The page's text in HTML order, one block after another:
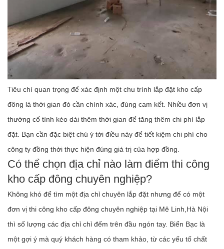
Tiêu chí quan trọng để xác định một chu trình lắp đặt kho cấp
đông là thời gian đó cần chính xác, đúng cam kết. Nhiều đơn vị
thường cố tình kéo dài thêm thời gian để tăng thêm chi phí lắp
đặt. Bạn cần đặc biệt chú ý tới điều này để tiết kiệm chi phí cho
công ty đồng thời thực hiện đúng giá trị của hợp đồng.
Có thể chọn địa chỉ nào làm điểm thi công
kho cấp đông chuyên nghiệp?
Không khó để tìm một địa chỉ chuyên lắp đặt nhưng để có một
đơn vị thi công kho cấp đông chuyên nghiệp tại Mê Linh,Hà Nội
thì số lượng các địa chỉ chỉ đếm trên đầu ngón tay. Biển Bạc là
một gợi ý mà quý khách hàng có tham khảo, từ các yếu tố chất